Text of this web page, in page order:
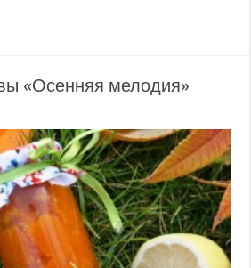
«Осенняя мелодия»